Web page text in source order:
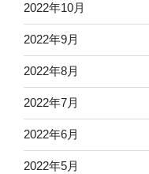
2022年10月
2022年9月
2022年8月
2022年7月
2022年6月
2022年5月